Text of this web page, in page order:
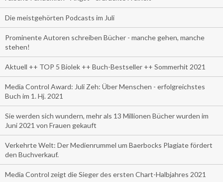
Die meistgehörten Podcasts im Juli
Prominente Autoren schreiben Bücher - manche gehen, manche
stehen!
Aktuell ++ TOP 5 Biolek ++ Buch-Bestseller ++ Sommerhit 2021
Media Control Award: Juli Zeh: Über Menschen - erfolgreichstes
Buch im 1. Hj. 2021
Sie werden sich wundern, mehr als 13 Millionen Bücher wurden im
Juni 2021 von Frauen gekauft
Verkehrte Welt: Der Medienrummel um Baerbocks Plagiate fördert
den Buchverkauf.
Media Control zeigt die Sieger des ersten Chart-Halbjahres 2021